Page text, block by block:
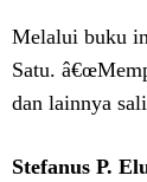
Melalui buku
Satu.
dan lainnya
Stefanus P.